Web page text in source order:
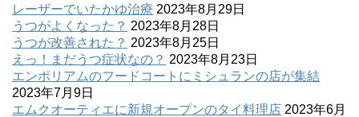
レーザーでいたかゆ治療 2023年8月29日
うつがよくなった？ 2023年8月28日
うつが改善された？ 2023年8月25日
えっ！まだうつ症状なの？ 2023年8月23日
エンポリアムのフードコートにミシュランの店が集結
2023年7月9日
エムクオーティエに新規オープンのタイ料理店 2023年6月